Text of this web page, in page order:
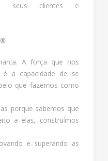
seus clientes e
A força que nos
é a capacidade de se
que fazemos como
porque sabemos que
a elas, construímos
e superando as